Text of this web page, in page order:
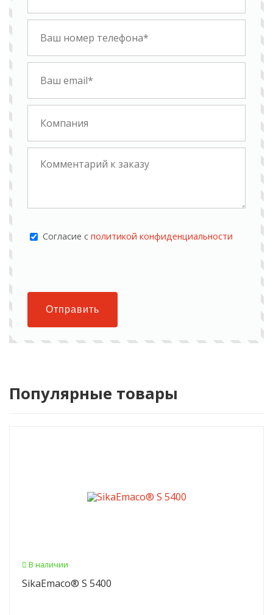
Cогласие сполитикой конфиденциальности
Отправить
Популярные товары
В наличии
SikaEmaco® S 5400